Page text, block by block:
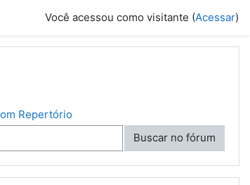
Você acessou como visitante (Acessar)
Repertório
Buscar no fórum